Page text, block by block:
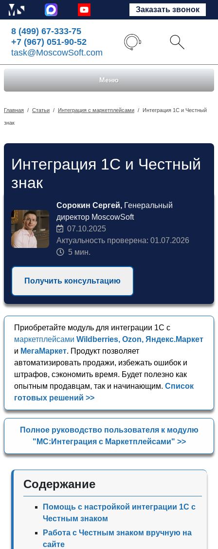
Заказать звонок
8 (499) 67-333-75
+7 (967) 051-90-52
task@MoscowSoft.com
Меню
Главная / Статьи / Интеграция с маркетплейсами / Интеграция 1С и Честный
знак
Интеграция 1С и Честный
знак
Сорокин Сергей, Генеральный
директор MoscowSoft
07.10.2025
Актуальность проверена: 01.07.2026
5 мин.
Получить консультацию
Приобретайте модуль для интеграции 1С с
маркетплейсами Wildberries, Ozon, Яндекс.Маркет
и МегаМаркет. Продукт позволяет
автоматизировать продажи, избежать ошибок и
штрафов, сэкономить время. Будет полезно как
опытным продавцам, так и начинающим. Список
готовых решений >>
Полное руководство пользователя к модулю
"МС:Интеграция с Маркетплейсами" >>
Содержание
Помощь с настройкой интеграции 1С с
Честным знаком
Работа с Честным знаком вручную на
сайте